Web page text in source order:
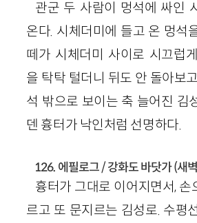
관군 두 사람이 멍석에 싸인
온다. 시체더미에 들고 온 멍석
떼가 시체더미 사이로 시끄럽
을 탁탁 털더니 뒤도 안 돌아보
석 밖으로 보이는 축 늘어진 김
덴 흉터가 낙인처럼 선명하다.
126. 에필로그 / 강화도 바닷가 (새
흉터가 그대로 이어지면서, 손
르고 또 문지르는 김성로. 수평